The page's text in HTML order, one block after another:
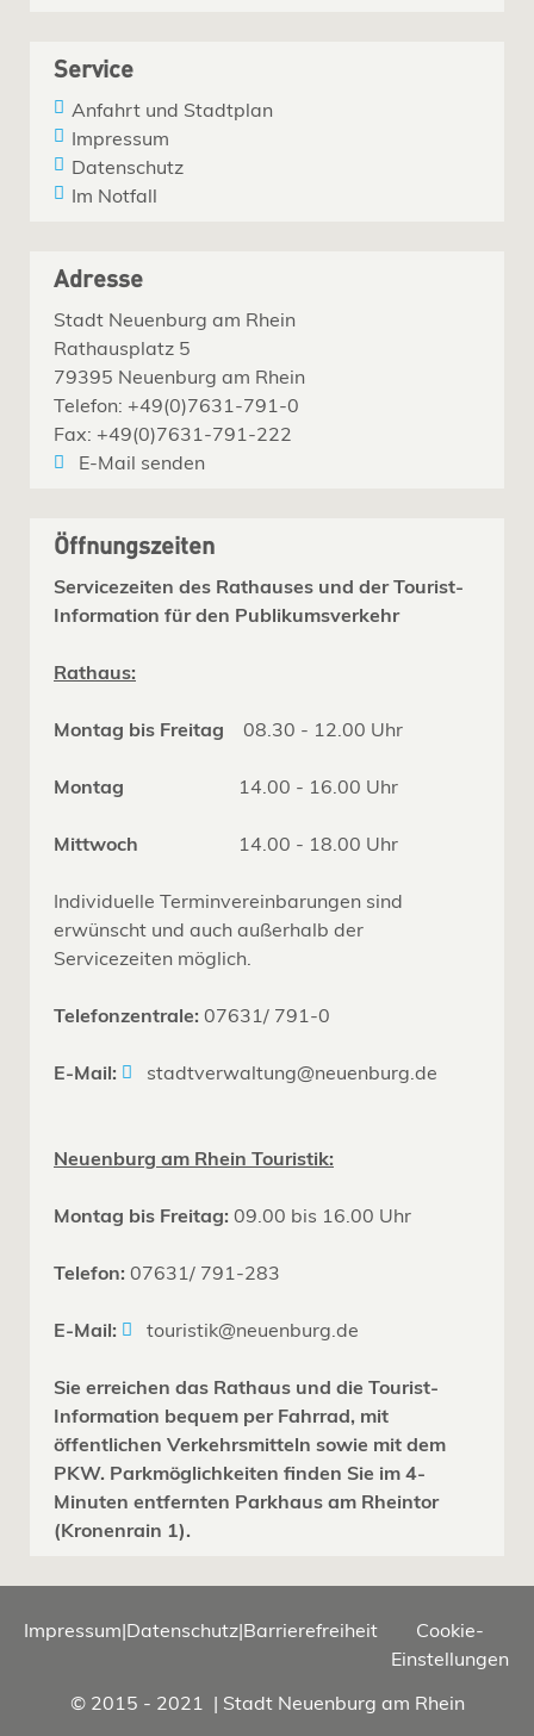
Service
Anfahrt und Stadtplan
Impressum
Datenschutz
Im Notfall
Adresse
Stadt Neuenburg am Rhein
Rathausplatz 5
79395 Neuenburg am Rhein
Telefon: +49(0)7631-791-0
Fax: +49(0)7631-791-222
E-Mail senden
Öffnungszeiten
Servicezeiten des Rathauses und der Tourist-
Information für den Publikumsverkehr
Rathaus:
Montag bis Freitag 08.30 - 12.00 Uhr
Montag 14.00 - 16.00 Uhr
Mittwoch 14.00 - 18.00 Uhr
Individuelle Terminvereinbarungen sind
erwünscht und auch außerhalb der
Servicezeiten möglich.
Telefonzentrale: 07631/ 791-0
E-Mail: stadtverwaltung@neuenburg.de
Neuenburg am Rhein Touristik:
Montag bis Freitag: 09.00 bis 16.00 Uhr
Telefon: 07631/ 791-283
E-Mail: touristik@neuenburg.de
Sie erreichen das Rathaus und die Tourist-
Information bequem per Fahrrad, mit
öffentlichen Verkehrsmitteln sowie mit dem
PKW. Parkmöglichkeiten finden Sie im 4-
Minuten entfernten Parkhaus am Rheintor
(Kronenrain 1).
Impressum|Datenschutz|Barrierefreiheit
Cookie-
Einstellungen
© 2015 - 2021 | Stadt Neuenburg am Rhein